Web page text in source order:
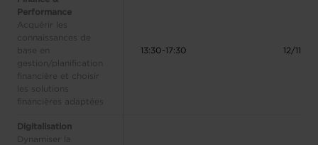
Performance
Acquérir les
connaissances de
base en
gestion/planification
financière et choisir
les solutions
financières adaptées
13:30-17:30 12/11/
Digitalisation
Dynamiser la